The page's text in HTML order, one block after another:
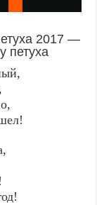
2017 —
петуха